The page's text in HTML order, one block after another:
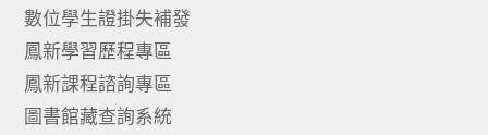
數位學生證掛失補發
鳳新學習歷程專區
鳳新課程諮詢專區
圖書館藏查詢系統